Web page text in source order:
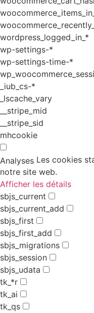
wordpress_logged_in_*
wp-settings-*
wp-settings-time-*
_iub_cs-*
_lscache_vary
__stripe_mid
__stripe_sid
mhcookie
Analyses Les cookies
notre site web.
Afficher les détails
sbjs_current
sbjs_current_add
sbjs_first
sbjs_first_add
sbjs_migrations
sbjs_session
sbjs_udata
tk_*r
tk_ai
tk_qs